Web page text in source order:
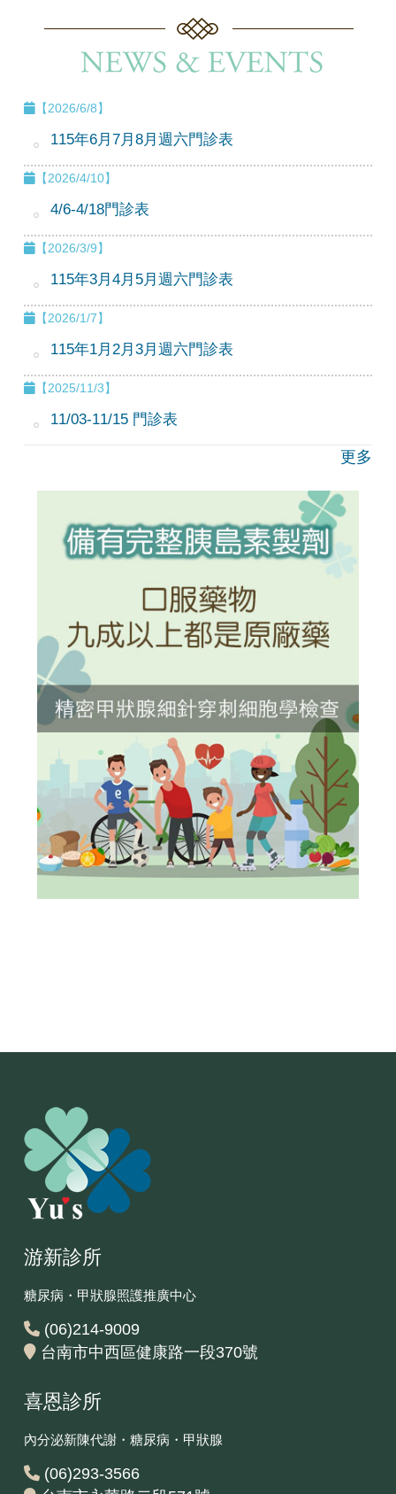
【2026/6/8】
115年6月7月8月週六門診表
【2026/4/10】
4/6-4/18門診表
【2026/3/9】
115年3月4月5月週六門診表
【2026/1/7】
115年1月2月3月週六門診表
【2025/11/3】
11/03-11/15 門診表
更多
游新診所
糖尿病・甲狀腺照護推廣中心
(06)214-9009
台南市中西區健康路一段370號
喜恩診所
內分泌新陳代謝・糖尿病・甲狀腺
(06)293-3566